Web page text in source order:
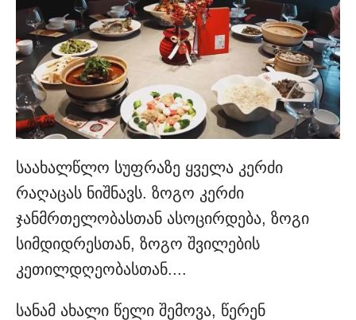
საახალწლო სუფრაზე ყველა კერძი
რაღაცას ნიშნავს. ზოგო კერძი
ჯანმრთელობასთან ასოცირდება, ზოგი
სიმდიდრესთან, ზოგო შვილების
კეთილდღეობასთან....
სანამ ახალი წელი შემოვა, წერენ